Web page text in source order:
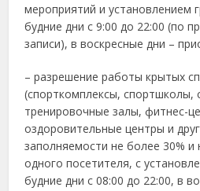
мероприятий и установлением
будние дни с 9:00 до 22:00 (по
записи), в воскресные дни –
– разрешение работы крытых
(спорткомплексы, спортшколы,
тренировочные залы, фитнес-
оздоровительные центры и
заполняемости не более 30% и
одного посетителя, с
будние дни с 08:00 до 22:00, в